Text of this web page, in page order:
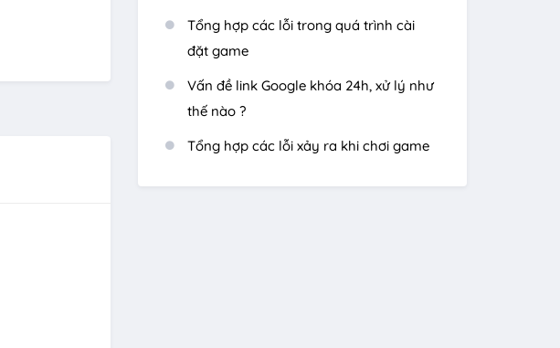
Tổng hợp các lỗi trong quá trình cài
đặt game
Vấn đề link Google khóa 24h, xử lý như
thế nào ?
Tổng hợp các lỗi xảy ra khi chơi game